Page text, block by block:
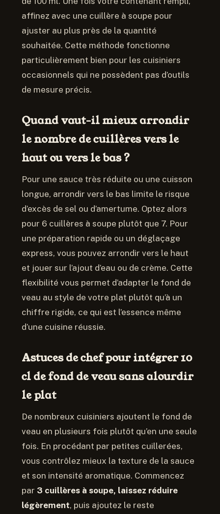
affinez avec une cuillère à soupe pour
ajuster au plus près de la quantité
souhaitée. Cette méthode fonctionne
particulièrement bien pour les cuisiniers
occasionnels qui ne possèdent pas d’outils
de mesure précis.
Quand vaut-il mieux arrondir
le nombre de cuillères vers le
haut ou vers le bas ?
Pour une sauce très réduite ou une cuisson
longue, arrondir vers le bas limite le risque
d’excès de sel ou d’amertume. Optez alors
pour 6 cuillères à soupe plutôt que 7. Pour
une préparation rapide ou un déglaçage
express, vous pouvez arrondir vers le haut
et jouer sur l’ajout d’eau ou de crème. Cette
flexibilité vous permet d’adapter le fond de
veau au style de votre plat plutôt qu’à un
chiffre rigide, ce qui est l’essence même
d’une cuisine réussie.
Astuces de chef pour intégrer 10
cl de fond de veau sans alourdir
le plat
De nombreux cuisiniers ajoutent le fond de
veau en plusieurs fois plutôt qu’en une seule
fois. En procédant par petites cuillerées,
vous contrôlez mieux la texture de la sauce
et son intensité aromatique. Commencez
par 3 cuillères à soupe, laissez réduire
légèrement, puis ajoutez le reste